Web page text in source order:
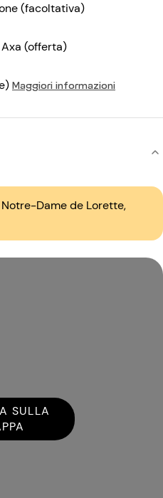
(facoltativa)
(offerta)
Maggiori informazioni
Dame de Lorette,
SULLA